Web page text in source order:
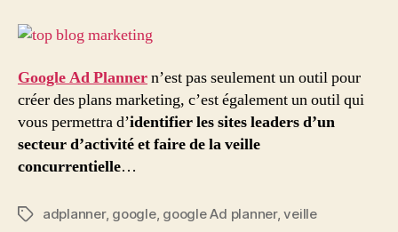
Google
Ad
planner
Google Ad Plannern’est pas seulement un outil pour
créer des plans marketing, c’est également un outil qui
vous permettra d’identifier les sites leaders d’un
secteur d’activité et faire de la veille
concurrentielle…
Étiquettes
adplanner, google, google Ad planner,veille